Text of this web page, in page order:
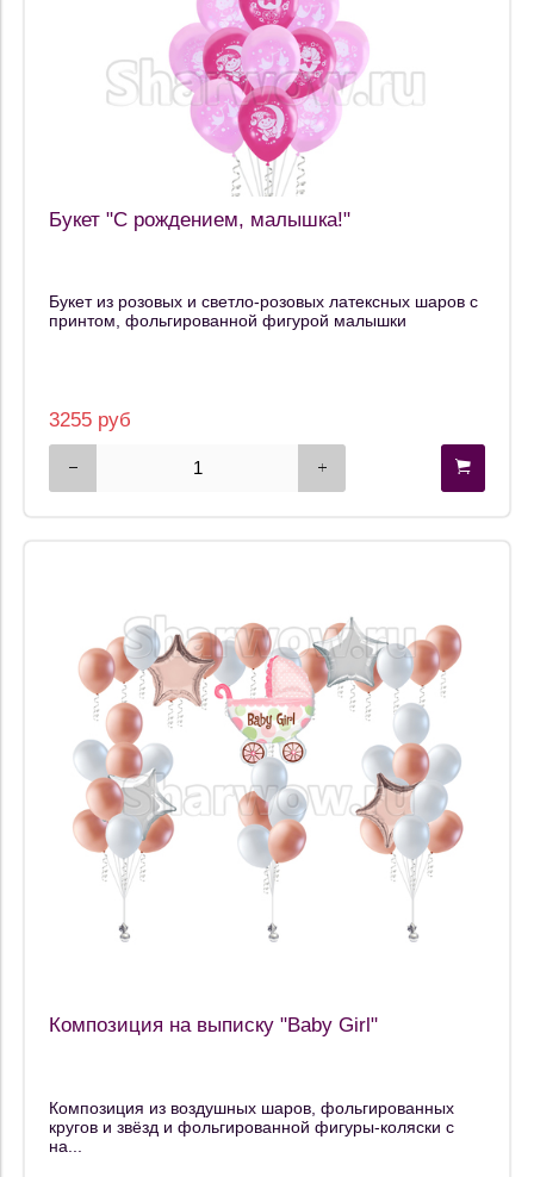
Букет "С рождением, малышка!"
Букет из розовых и светло-розовых латексных шаров с
принтом, фольгированной фигурой малышки
3255 руб
Композиция на выписку "Baby Girl"
Композиция из воздушных шаров, фольгированных
кругов и звёзд и фольгированной фигуры-коляски с
на...